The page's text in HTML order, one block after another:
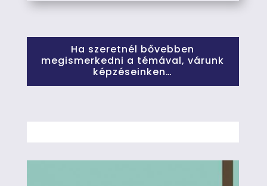
Ha szeretnél bővebben
megismerkedni a témával, várunk
képzéseinken…